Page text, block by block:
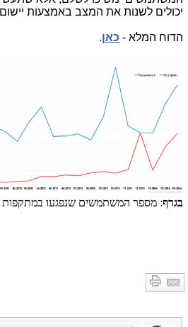
יכולים לשנות את המצב באמצעות
הדוח המלא - כאן.
בגרף: מספר המשתמשים שנפגעו במתקפות